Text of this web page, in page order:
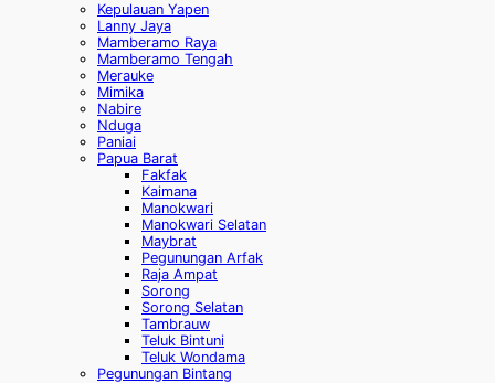
Kepulauan Yapen
Lanny Jaya
Mamberamo Raya
Mamberamo Tengah
Merauke
Mimika
Nabire
Nduga
Paniai
Papua Barat
Fakfak
Kaimana
Manokwari
Manokwari Selatan
Maybrat
Pegunungan Arfak
Raja Ampat
Sorong
Sorong Selatan
Tambrauw
Teluk Bintuni
Teluk Wondama
Pegunungan Bintang